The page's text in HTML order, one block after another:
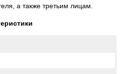
а также третьим лицам.